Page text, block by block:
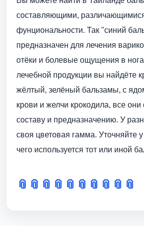
составляющими,
фунциональности. Так "синий
предназначен для лечения
отёки и болевые ощущения в
лечебной продукции вы найдёте
жёлтый, зелёный бальзамы, с
крови и желчи крокодила, все они
составу и предназначению. У
своя цветовая гамма. Уточняйте
чего используется тот или иной
📎 📎 📎 📎 📎 📎 📎 📎 📎 📎